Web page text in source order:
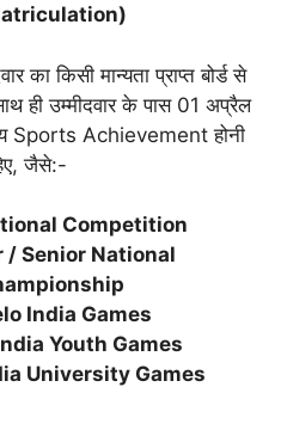
का किसी मान्यता प्राप्त बोर्ड से
ही उम्मीदवार के पास 01 अप्रैल
Sports Achievement होनी
जैसे:-
Competition
/ Senior National
India Games
Youth Games
University Games